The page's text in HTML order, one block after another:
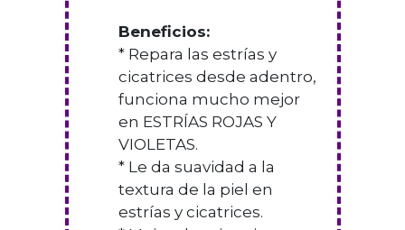
Beneficios:
* Repara las estrías y
cicatrices desde adentro,
funciona mucho mejor
en ESTRÍAS ROJAS Y
VIOLETAS.
* Le da suavidad a la
textura de la piel en
estrías y cicatrices.